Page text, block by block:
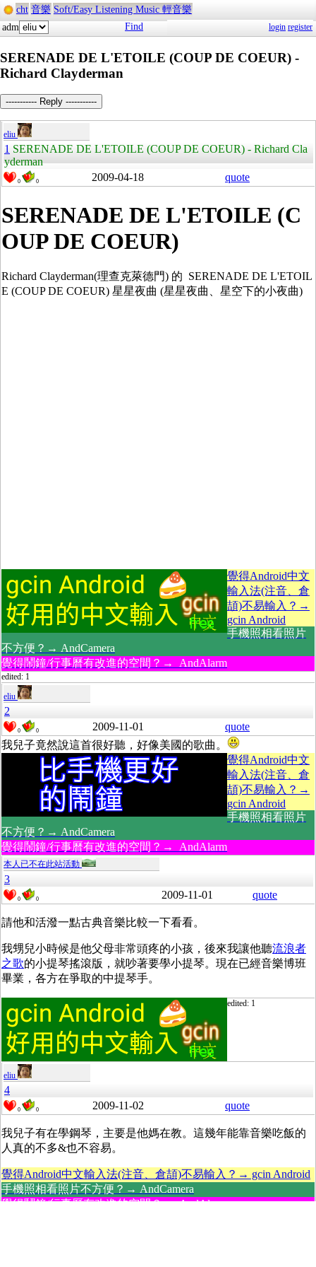
cht 音樂 Soft/Easy Listening Music 輕音樂
adm
Find login register
SERENADE DE L'ETOILE (COUP DE COEUR) -
Richard Clayderman
----------- Reply -----------
eliu
1 SERENADE DE L'ETOILE (COUP DE COEUR) - Richard Cla
yderman
0 0 2009-04-18 quote
SERENADE DE L'ETOILE (C
OUP DE COEUR)
Richard Clayderman(理查克萊德門) 的 SERENADE DE L'ETOIL
E (COUP DE COEUR) 星星夜曲 (星星夜曲、星空下的小夜曲)
覺得Android中文
輸入法(注音、倉
頡)不易輸入？→
gcin Android
手機照相看照片
不方便？→ AndCamera
覺得鬧鐘/行事曆有改進的空間？→ AndAlarm
edited: 1
eliu
2
0 0 2009-11-01
quote
我兒子竟然說這首很好聽，好像美國的歌曲。
覺得Android中文
輸入法(注音、倉
頡)不易輸入？→
gcin Android
手機照相看照片
不方便？→ AndCamera
覺得鬧鐘/行事曆有改進的空間？→ AndAlarm
本人已不在此站活動
3
0 0 2009-11-01 quote
請他和活潑一點古典音樂比較一下看看。
我甥兒小時候是他父母非常頭疼的小孩，後來我讓他聽流浪者
之歌的小提琴搖滾版，就吵著要學小提琴。現在已經音樂博班
畢業，各方在爭取的中提琴手。
edited: 1
eliu
4
0 0 2009-11-02 quote
我兒子有在學鋼琴，主要是他媽在教。這幾年能靠音樂吃飯的
人真的不多&也不容易。
覺得Android中文輸入法(注音、倉頡)不易輸入？→ gcin Android
手機照相看照片不方便？→ AndCamera
覺得鬧鐘/行事曆有改進的空間？→ AndAlarm